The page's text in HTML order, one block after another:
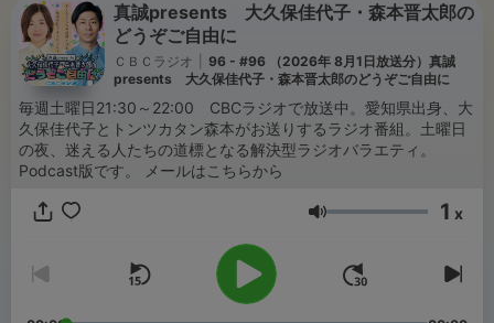
真誠presents 大久保佳代子・森本晋太郎の
どうぞご自由に
ＣＢＣラジオ
96 - #96 （2026年 8月1日放送分）真誠
presents 大久保佳代子・森本晋太郎のどうぞご自由に
毎週土曜日21:30～22:00 CBCラジオで放送中。愛知県出身、大
久保佳代子とトンツカタン森本がお送りするラジオ番組。土曜日
の夜、迷える人たちの道標となる解決型ラジオバラエティ。
Podcast版です。 メールはこちらから
Volumen 1 x